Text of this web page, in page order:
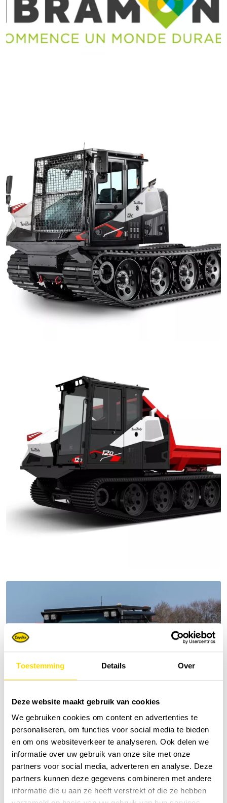
Toestemming Details Over
Deze website maakt gebruik van cookies
We gebruiken cookies om content en advertenties te
personaliseren, om functies voor social media te bieden
en om ons websiteverkeer te analyseren. Ook delen we
informatie over uw gebruik van onze site met onze
partners voor social media, adverteren en analyse. Deze
partners kunnen deze gegevens combineren met andere
informatie die u aan ze heeft verstrekt of die ze hebben